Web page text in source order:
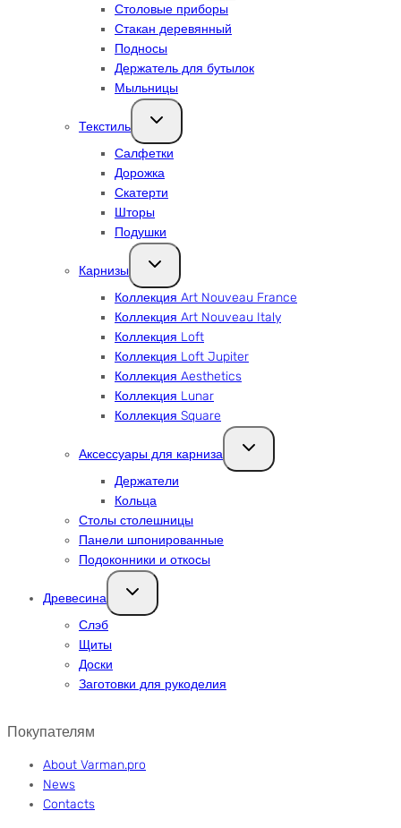
Столовые приборы
Стакан деревянный
Подносы
Держатель для бутылок
Мыльницы
Текстиль
Переключить
дочернее
Салфетки
Дорожка
Скатерти
Шторы
Подушки
Карнизы
Переключить
дочернее
Коллекция Art Nouveau France
Коллекция Art Nouveau Italy
Коллекция Loft
Коллекция Loft Jupiter
Коллекция Aesthetics
Коллекция Lunar
Коллекция Square
Аксессуары для карниза
Переключить
дочернее
Держатели
Кольца
Столы столешницы
Панели шпонированные
Подоконники и откосы
Древесина
Переключить
дочернее
Слэб
Щиты
Доски
Заготовки для рукоделия
Покупателям
About Varman.pro
News
Contacts